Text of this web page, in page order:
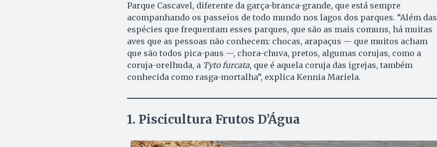
Parque Cascavel, diferente da garça-branca-grande, que está sempre
acompanhando os passeios de todo mundo nos lagos dos parques. “Além das
espécies que frequentam esses parques, que são as mais comuns, há muitas
aves que as pessoas não conhecem: chocas, arapaçus — que muitos acham
que são todos pica-paus —, chora-chuva, pretos, algumas corujas, como a
coruja-orelhuda, a Tyto furcata, que é aquela coruja das igrejas, também
conhecida como rasga-mortalha”, explica Kennia Mariela.
1. Piscicultura Frutos D’Água